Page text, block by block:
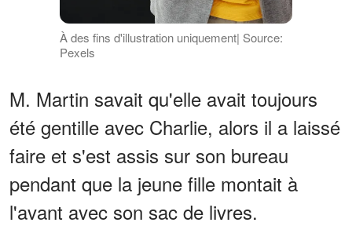
À des fins d'illustration uniquement| Source:
Pexels
M. Martin savait qu'elle avait toujours
été gentille avec Charlie, alors il a laissé
faire et s'est assis sur son bureau
pendant que la jeune fille montait à
l'avant avec son sac de livres.